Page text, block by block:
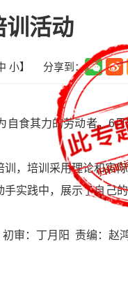
训活动
小】 分享到：
自食其力的劳动者，6
，培训采用理论和实
实践中，展示了自己
初审：丁月阳 责编：赵